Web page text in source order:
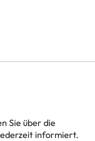
Sie über die
informiert.